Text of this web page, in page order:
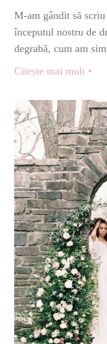
M-am gândit să
începutul nostru de
degrabă, cum am
Citește mai mult •